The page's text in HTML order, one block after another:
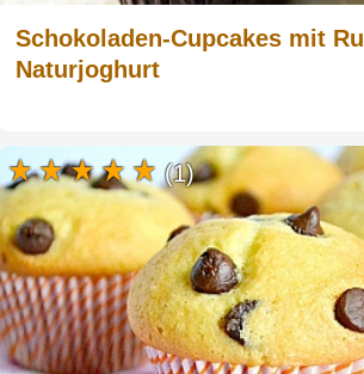
Schokoladen-Cupcakes mit
Naturjoghurt
(1)